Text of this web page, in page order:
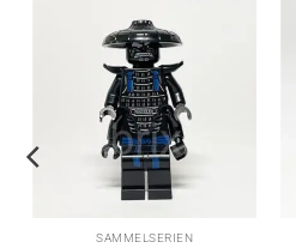
SAMMELSERIEN